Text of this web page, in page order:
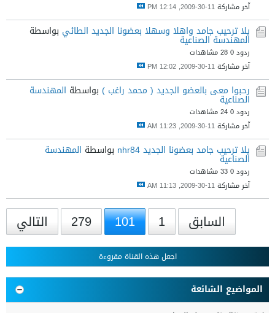
آخر مشاركة11-30-2009, 12:14 PM
يلا ترحيب جامد واهلا وسهلا بعضونا الجديد الطائي بواسطة
المهندسة الصناعية
ردود 0
28 مشاهدات
آخر مشاركة11-30-2009, 12:02 PM
رحبوا معى بالعضو الجديد ( محمد راغب ) بواسطة المهندسة
الصناعية
ردود 0
24 مشاهدات
آخر مشاركة11-30-2009, 11:23 AM
يلا ترحيب جامد بعضونا الجديد nhr84 بواسطة المهندسة
الصناعية
ردود 0
33 مشاهدات
آخر مشاركة11-30-2009, 11:13 AM
السابق 1
101
279 التالي
اجعل هذه القناة مقروءة
المواضيع الشائعة